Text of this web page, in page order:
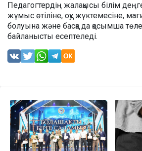
Педагогтердің жалақысы білім
жұмыс өтіліне, оқу жүктемесіне,
болуына және басқа да қосымша
байланысты есептеледі.